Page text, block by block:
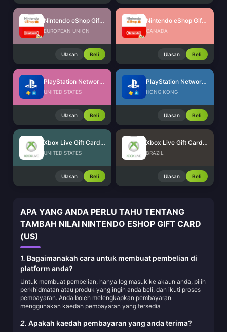
Nintendo eShop Gift Card (EU)
EUROPEAN UNION
Ulasan Beli
Nintendo eShop Gift Card (CA)
CANADA
Ulasan Beli
PlayStation Network Card (US)
UNITED STATES
Ulasan Beli
PlayStation Network Card (HK)
HONG KONG
Ulasan Beli
Xbox Live Gift Card (US)
UNITED STATES
Ulasan Beli
Xbox Live Gift Card (BR)
BRAZIL
Ulasan Beli
APA YANG ANDA PERLU TAHU TENTANG
TAMBAH NILAI NINTENDO ESHOP GIFT CARD
(US)
1. Bagaimanakah cara untuk membuat pembelian di
platform anda?
Untuk membuat pembelian, hanya log masuk ke akaun anda, pilih
perkhidmatan atau produk yang ingin anda beli, dan ikuti proses
pembayaran. Anda boleh melengkapkan pembayaran
menggunakan kaedah pembayaran yang tersedia
2. Apakah kaedah pembayaran yang anda terima?